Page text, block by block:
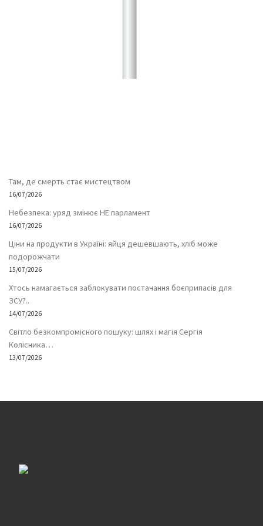
Там, де смерть стає мистецтвом
16/07/2026
Небезпека: уряд змінює НЕ парламент
16/07/2026
Ціни на продукти в Україні: яйця дешевшають, хліб може
подорожчати
15/07/2026
Хтось намагається заблокувати постачання боєприпасів для
ЗСУ?..
14/07/2026
Світло безкомпромісного пошуку: шлях і магія Сергія
Колісника…
13/07/2026